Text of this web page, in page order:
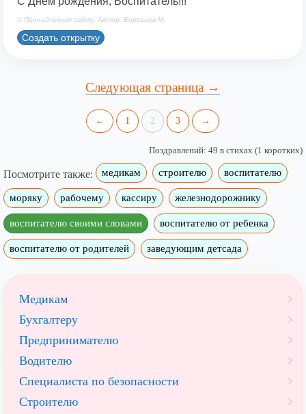
© Принадлежит сайту. Автор: Берсанов М.
Создать открытку
Следующая страница →
← 1 2 3 →
Поздравлений: 49 в стихах (1 коротких)
Посмотрите также: медикам строителю воспитателю
моряку рабочему кассиру железнодорожнику
воспитателю своими словами воспитателю от ребенка
воспитателю от родителей заведующим детсада
Медикам
Бухгалтеру
Предпринимателю
Водителю
Специалиста по безопасности
Строителю